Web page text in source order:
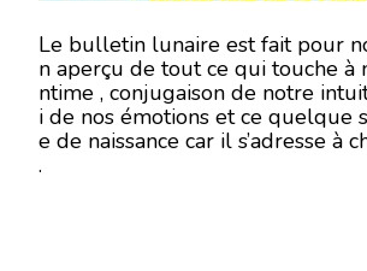
Le bulletin lunaire est fait pour
n aperçu de tout ce qui touche à
ntime , conjugaison de notre
i de nos émotions et ce quelque
e de naissance car il s’adresse à
.